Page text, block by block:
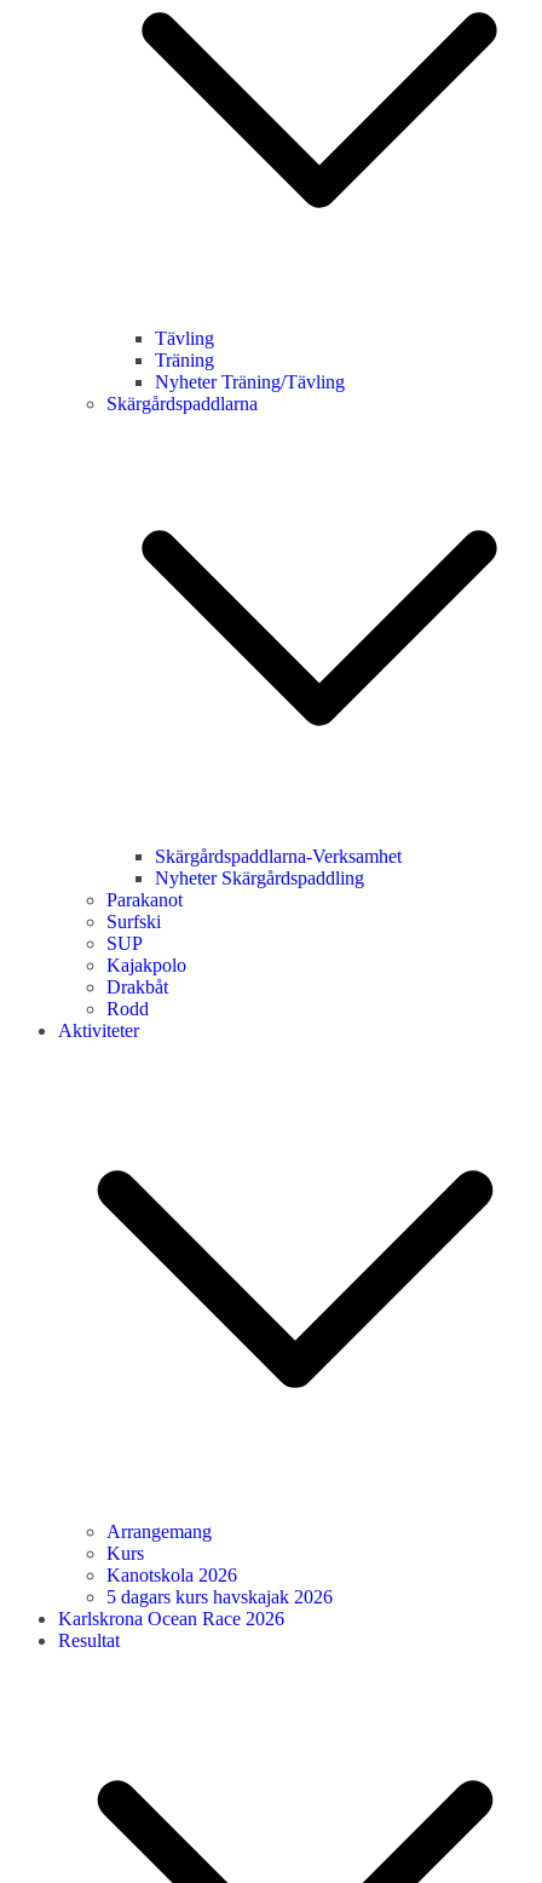
Tävling
Träning
Nyheter Träning/Tävling
Skärgårdspaddlarna
Skärgårdspaddlarna-Verksamhet
Nyheter Skärgårdspaddling
Parakanot
Surfski
SUP
Kajakpolo
Drakbåt
Rodd
Aktiviteter
Arrangemang
Kurs
Kanotskola 2026
5 dagars kurs havskajak 2026
Karlskrona Ocean Race 2026
Resultat